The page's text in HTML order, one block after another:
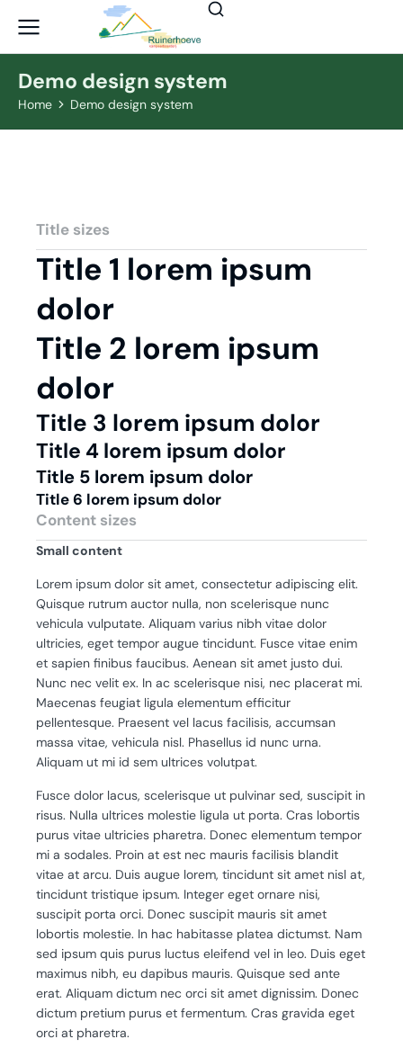
Demo design system
Je bent hier:
Home Demo design system
Title sizes
Title 1 lorem ipsum
dolor
Title 2 lorem ipsum
dolor
Title 3 lorem ipsum dolor
Title 4 lorem ipsum dolor
Title 5 lorem ipsum dolor
Title 6 lorem ipsum dolor
Content sizes
Small content
Lorem ipsum dolor sit amet, consectetur adipiscing elit.
Quisque rutrum auctor nulla, non scelerisque nunc
vehicula vulputate. Aliquam varius nibh vitae dolor
ultricies, eget tempor augue tincidunt. Fusce vitae enim
et sapien finibus faucibus. Aenean sit amet justo dui.
Nunc nec velit ex. In ac scelerisque nisi, nec placerat mi.
Maecenas feugiat ligula elementum efficitur
pellentesque. Praesent vel lacus facilisis, accumsan
massa vitae, vehicula nisl. Phasellus id nunc urna.
Aliquam ut mi id sem ultrices volutpat.
Fusce dolor lacus, scelerisque ut pulvinar sed, suscipit in
risus. Nulla ultrices molestie ligula ut porta. Cras lobortis
purus vitae ultricies pharetra. Donec elementum tempor
mi a sodales. Proin at est nec mauris facilisis blandit
vitae at arcu. Duis augue lorem, tincidunt sit amet nisl at,
tincidunt tristique ipsum. Integer eget ornare nisi,
suscipit porta orci. Donec suscipit mauris sit amet
lobortis molestie. In hac habitasse platea dictumst. Nam
sed ipsum quis purus luctus eleifend vel in leo. Duis eget
maximus nibh, eu dapibus mauris. Quisque sed ante
erat. Aliquam dictum nec orci sit amet dignissim. Donec
dictum pretium purus et fermentum. Cras gravida eget
orci at pharetra.